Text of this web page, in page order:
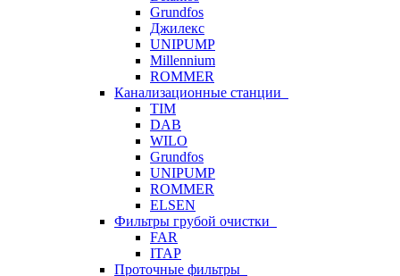
Grundfos
Джилекс
UNIPUMP
Millennium
ROMMER
Канализационные станции
TIM
DAB
WILO
Grundfos
UNIPUMP
ROMMER
ELSEN
Фильтры грубой очистки
FAR
ITAP
Проточные фильтры